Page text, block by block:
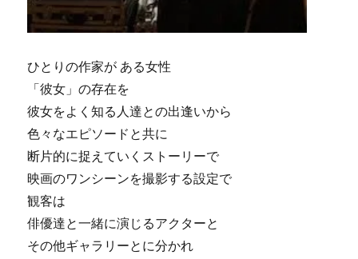
ひとりの作家が ある女性
「彼女」の存在を
彼女をよく知る人達との出逢いから
色々なエピソードと共に
断片的に捉えていくストーリーで
映画のワンシーンを撮影する設定で
観客は
俳優達と一緒に演じるアクターと
その他ギャラリーとに分かれ